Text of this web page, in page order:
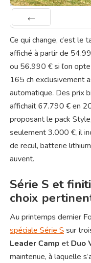
Ce qui change, c’est
affiché à partir de
ou 56.990 € si l’on
165 ch exclusivement
automatique. Des prix
affichait 67.790 € en
proposant le pack
seulement 3.000 €, il
de recul, batterie
auvent.
Série S et
choix
Au printemps dernier
spéciale Série Ssur
Leader Camp et Duo
maintenue, à laquelle